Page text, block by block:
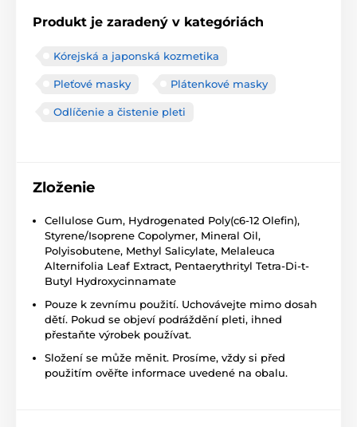
Produkt je zaradený v kategóriách
Kórejská a japonská kozmetika
Pleťové masky Plátenkové masky
Odlíčenie a čistenie pleti
Zloženie
Cellulose Gum, Hydrogenated Poly(c6-12 Olefin),
Styrene/Isoprene Copolymer, Mineral Oil,
Polyisobutene, Methyl Salicylate, Melaleuca
Alternifolia Leaf Extract, Pentaerythrityl Tetra-Di-t-
Butyl Hydroxycinnamate
Pouze k zevnímu použití. Uchovávejte mimo dosah
dětí. Pokud se objeví podráždění pleti, ihned
přestaňte výrobek používat.
Složení se může měnit. Prosíme, vždy si před
použitím ověřte informace uvedené na obalu.